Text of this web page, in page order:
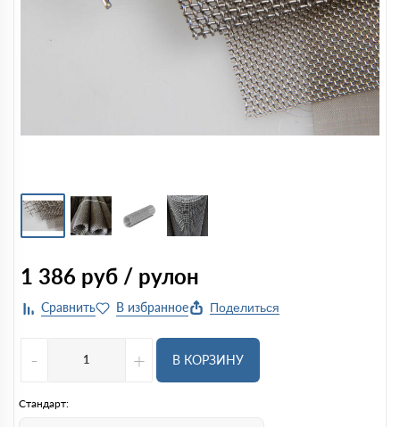
1 386 руб / рулон
Поделиться
- + В КОРЗИНУ
Стандарт: